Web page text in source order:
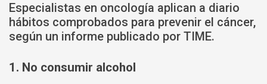
Especialistas en oncología aplican a diario
hábitos comprobados para prevenir el cáncer,
según un informe publicado por TIME.
1. No consumir alcohol